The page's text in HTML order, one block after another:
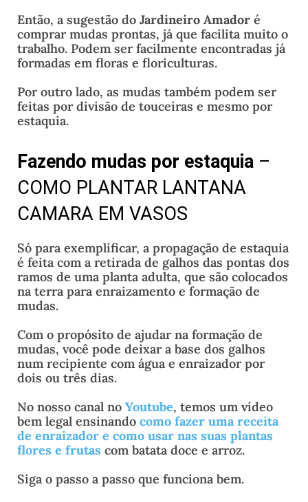
Então, a sugestão do Jardineiro Amador é
comprar mudas prontas, já que facilita muito o
trabalho. Podem ser facilmente encontradas já
formadas em floras e floriculturas.
Por outro lado, as mudas também podem ser
feitas por divisão de touceiras e mesmo por
estaquia.
Fazendo mudas por estaquia –
COMO PLANTAR LANTANA
CAMARA EM VASOS
Só para exemplificar, a propagação de estaquia
é feita com a retirada de galhos das pontas dos
ramos de uma planta adulta, que são colocados
na terra para enraizamento e formação de
mudas.
Com o propósito de ajudar na formação de
mudas, você pode deixar a base dos galhos
num recipiente com água e enraizador por
dois ou três dias.
No nosso canal no Youtube, temos um vídeo
bem legal ensinando como fazer uma receita
de enraizador e como usar nas suas plantas
flores e frutas com batata doce e arroz.
Siga o passo a passo que funciona bem.